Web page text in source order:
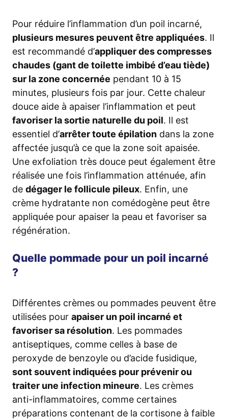
Pour réduire l’inflammation d’un poil incarné,
plusieurs mesures peuvent être appliquées. Il
est recommandé d’appliquer des compresses
chaudes (gant de toilette imbibé d’eau tiède)
sur la zone concernée pendant 10 à 15
minutes, plusieurs fois par jour. Cette chaleur
douce aide à apaiser l’inflammation et peut
favoriser la sortie naturelle du poil. Il est
essentiel d’arrêter toute épilation dans la zone
affectée jusqu’à ce que la zone soit apaisée.
Une exfoliation très douce peut également être
réalisée une fois l’inflammation atténuée, afin
de dégager le follicule pileux. Enfin, une
crème hydratante non comédogène peut être
appliquée pour apaiser la peau et favoriser sa
régénération.
Quelle pommade pour un poil incarné
?
Différentes crèmes ou pommades peuvent être
utilisées pour apaiser un poil incarné et
favoriser sa résolution. Les pommades
antiseptiques, comme celles à base de
peroxyde de benzoyle ou d’acide fusidique,
sont souvent indiquées pour prévenir ou
traiter une infection mineure. Les crèmes
anti-inflammatoires, comme certaines
préparations contenant de la cortisone à faible